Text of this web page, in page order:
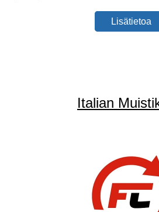
Lisätietoa
Italian